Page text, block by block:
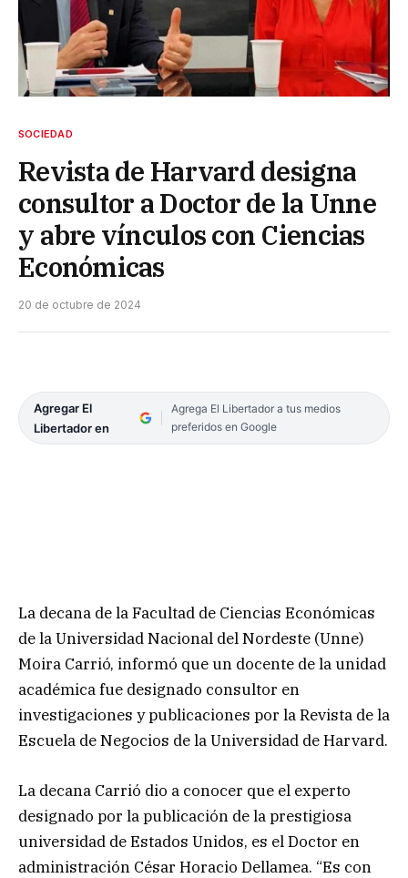
SOCIEDAD
Revista de Harvard designa
consultor a Doctor de la Unne
y abre vínculos con Ciencias
Económicas
20 de octubre de 2024
Agregar El
Libertador en
Agrega El Libertador a tus medios
preferidos en Google
La decana de la Facultad de Ciencias Económicas
de la Universidad Nacional del Nordeste (Unne)
Moira Carrió, informó que un docente de la unidad
académica fue designado consultor en
investigaciones y publicaciones por la Revista de la
Escuela de Negocios de la Universidad de Harvard.
La decana Carrió dio a conocer que el experto
designado por la publicación de la prestigiosa
universidad de Estados Unidos, es el Doctor en
administración César Horacio Dellamea. “Es con